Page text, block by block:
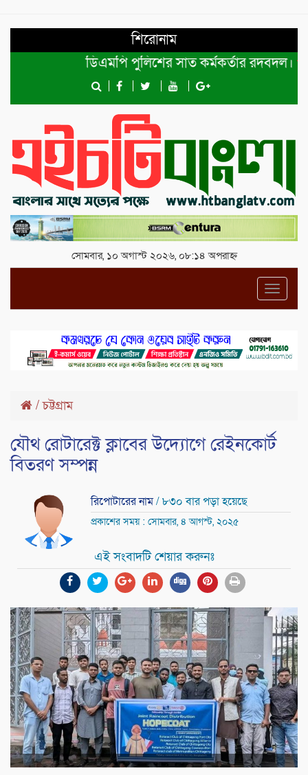
শিরোনাম
ডিএমপি পুলিশের সাত কর্মকর্তার রদবদল।
সোমবার, ১০ অগাস্ট ২০২৬, ০৮:১৪ অপরাহ্ন
/চট্টগ্রাম
যৌথ রোটারেক্ট ক্লাবের উদ্যোগে রেইনকোর্ট
বিতরণ সম্পন্ন
রিপোটারের নাম/ ৮৩০ বার পড়া হয়েছে
প্রকাশের সময় : সোমবার, ৪ আগস্ট, ২০২৫
এই সংবাদটি শেয়ার করুনঃ